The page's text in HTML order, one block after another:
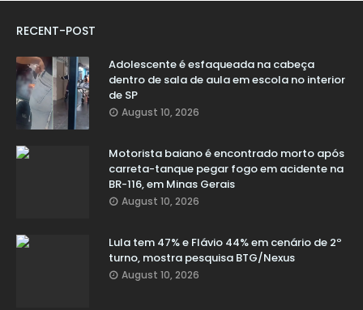
RECENT-POST
Adolescente é esfaqueada na cabeça
dentro de sala de aula em escola no interior
de SP
August 10, 2026
Motorista baiano é encontrado morto após
carreta-tanque pegar fogo em acidente na
BR-116, em Minas Gerais
August 10, 2026
Lula tem 47% e Flávio 44% em cenário de 2º
turno, mostra pesquisa BTG/Nexus
August 10, 2026